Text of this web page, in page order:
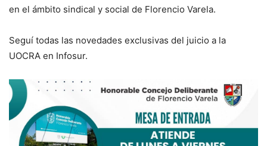
en el ámbito sindical y social de Florencio Varela.
Seguí todas las novedades exclusivas del juicio a la
UOCRA en Infosur.